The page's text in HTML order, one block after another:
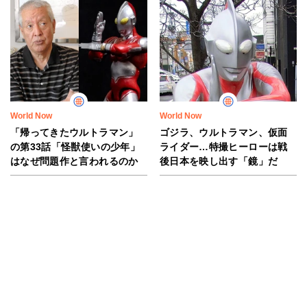
World Now
「帰ってきたウルトラマン」
の第33話「怪獣使いの少年」
はなぜ問題作と言われるのか
World Now
ゴジラ、ウルトラマン、仮面
ライダー…特撮ヒーローは戦
後日本を映し出す「鏡」だ